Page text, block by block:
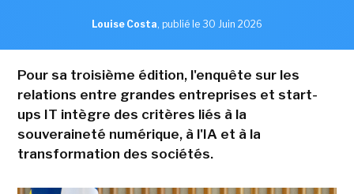
Louise Costa, publié le 30 Juin 2026
Pour sa troisième édition, l'enquête sur les
relations entre grandes entreprises et start-
ups IT intègre des critères liés à la
souveraineté numérique, à l'IA et à la
transformation des sociétés.